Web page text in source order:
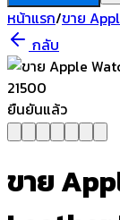
หน้าแรก/ขาย
กลับ
ยืนยันแล้ว
ขาย